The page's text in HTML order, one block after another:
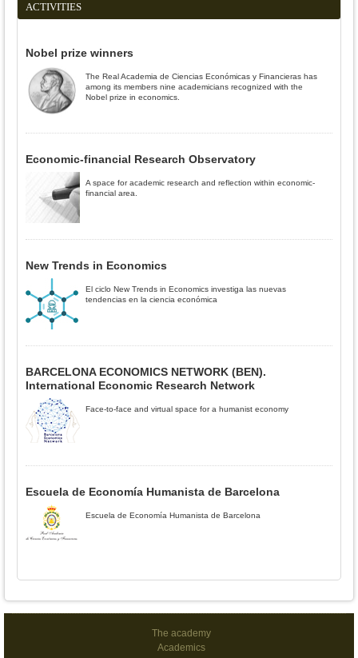
ACTIVITIES
Nobel prize winners
The Real Academia de Ciencias Económicas y Financieras has
among its members nine academicians recognized with the
Nobel prize in economics.
Economic-financial Research Observatory
A space for academic research and reflection within economic-
financial area.
New Trends in Economics
El ciclo New Trends in Economics investiga las nuevas
tendencias en la ciencia económica
BARCELONA ECONOMICS NETWORK (BEN).
International Economic Research Network
Face-to-face and virtual space for a humanist economy
Escuela de Economía Humanista de Barcelona
Escuela de Economía Humanista de Barcelona
The academy
Academics